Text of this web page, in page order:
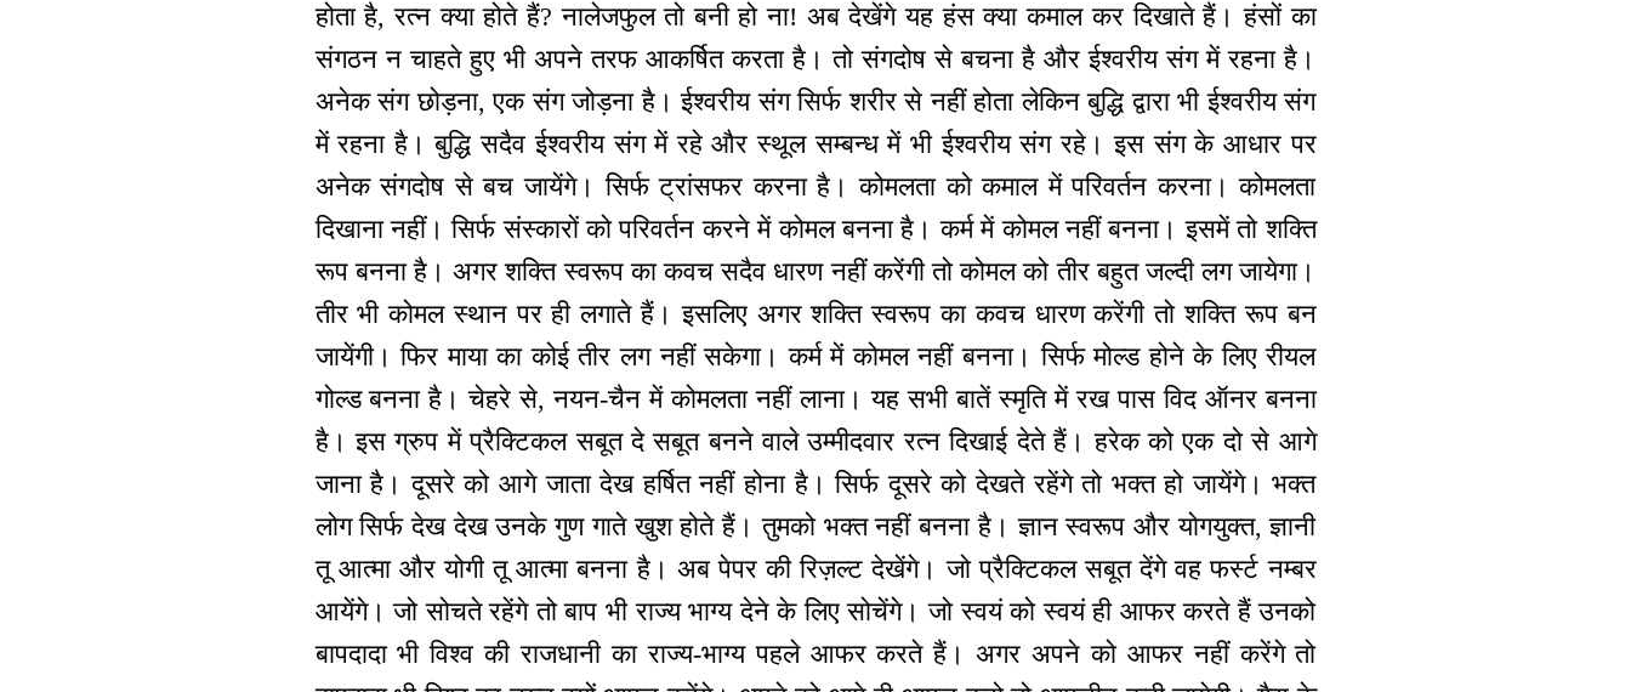
होता है, रत्न क्या होते हैं? नालेजफुल तो बनी हो ना! अब देखेंगे यह हंस क्या कमाल कर दिखाते हैं। हंसों का
संगठन न चाहते हुए भी अपने तरफ आकर्षित करता है। तो संगदोष से बचना है और ईश्वरीय संग में रहना है।
अनेक संग छोड़ना, एक संग जोड़ना है। ईश्वरीय संग सिर्फ शरीर से नहीं होता लेकिन बुद्धि द्वारा भी ईश्वरीय संग
में रहना है। बुद्धि सदैव ईश्वरीय संग में रहे और स्थूल सम्बन्ध में भी ईश्वरीय संग रहे। इस संग के आधार पर
अनेक संगदोष से बच जायेंगे। सिर्फ ट्रांसफर करना है। कोमलता को कमाल में परिवर्तन करना। कोमलता
दिखाना नहीं। सिर्फ संस्कारों को परिवर्तन करने में कोमल बनना है। कर्म में कोमल नहीं बनना। इसमें तो शक्ति
रूप बनना है। अगर शक्ति स्वरूप का कवच सदैव धारण नहीं करेंगी तो कोमल को तीर बहुत जल्दी लग जायेगा।
तीर भी कोमल स्थान पर ही लगाते हैं। इसलिए अगर शक्ति स्वरूप का कवच धारण करेंगी तो शक्ति रूप बन
जायेंगी। फिर माया का कोई तीर लग नहीं सकेगा। कर्म में कोमल नहीं बनना। सिर्फ मोल्ड होने के लिए रीयल
गोल्ड बनना है। चेहरे से, नयन-चैन में कोमलता नहीं लाना। यह सभी बातें स्मृति में रख पास विद ऑनर बनना
है। इस ग्रुप में प्रैक्टिकल सबूत दे सबूत बनने वाले उम्मीदवार रत्न दिखाई देते हैं। हरेक को एक दो से आगे
जाना है। दूसरे को आगे जाता देख हर्षित नहीं होना है। सिर्फ दूसरे को देखते रहेंगे तो भक्त हो जायेंगे। भक्त
लोग सिर्फ देख देख उनके गुण गाते खुश होते हैं। तुमको भक्त नहीं बनना है। ज्ञान स्वरूप और योगयुक्त, ज्ञानी
तू आत्मा और योगी तू आत्मा बनना है। अब पेपर की रिज़ल्ट देखेंगे। जो प्रैक्टिकल सबूत देंगे वह फर्स्ट नम्बर
आयेंगे। जो सोचते रहेंगे तो बाप भी राज्य भाग्य देने के लिए सोचेंगे। जो स्वयं को स्वयं ही आफर करते हैं उनको
बापदादा भी विश्व की राजधानी का राज्य-भाग्य पहले आफर करते हैं। अगर अपने को आफर नहीं करेंगे तो